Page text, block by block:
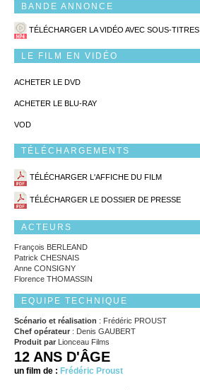
BANDE ANNONCE
TÉLÉCHARGER LA VIDÉO AVEC SOUS-TITRES
LE FILM EN VIDÉO
ACHETER LE DVD
ACHETER LE BLU-RAY
VOD
TÉLÉCHARGEMENTS
TÉLÉCHARGER L'AFFICHE DU FILM
TÉLÉCHARGER LE DOSSIER DE PRESSE
ACTEURS
François BERLEAND
Patrick CHESNAIS
Anne CONSIGNY
Florence THOMASSIN
EQUIPE TECHNIQUE
Scénario et réalisation : Frédéric PROUST
Chef opérateur : Denis GAUBERT
Produit par Lionceau Films
12 ANS D'ÂGE
un film de : Frédéric Proust